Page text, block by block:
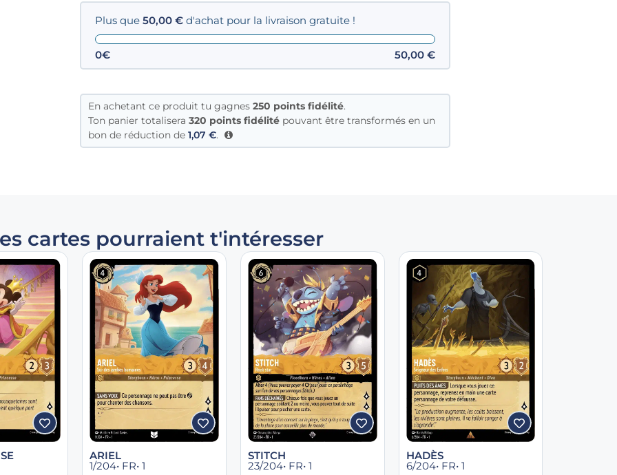
Plus que50,00€ d'achat pour la livraison gratuite !
0€ 50,00€
En achetant ce produit tu gagnes250 points fidélité.
Ton panier totalisera320 points fidélité pouvant être transformés en un
bon de réduction de1,07€.
cartes pourraient t'intéresser
ARIEL
1/204• FR• 1
STITCH
23/204• FR• 1
HADÈS
6/204• FR• 1